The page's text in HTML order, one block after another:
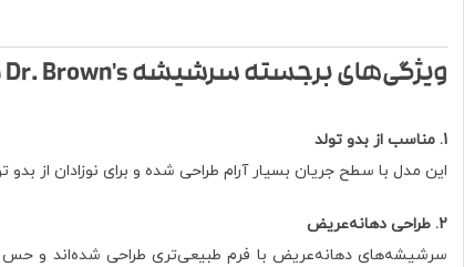
ویژگی‌های برجسته سرشیشه Dr. Brown’s مدل WN0201-INTLX
1. مناسب از بدو تولد
این مدل با سطح جریان بسیار آرام طراحی شده و برای نوزادان از بدو تولد تا حدود ۳ ماهگی مناسب است. جریان آرام آن باعث می‌شود نوزاد بدون
2. طراحی دهانه‌عریض
سرشیشه‌های دهانه‌عریض با فرم طبیعی‌تری طراحی شده‌اند و حس